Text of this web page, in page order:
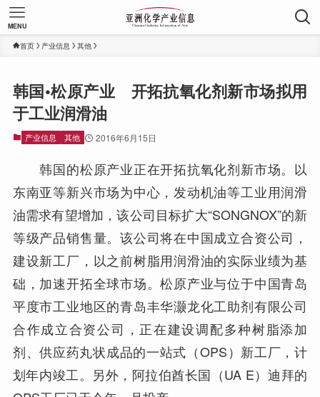
MENU
首页 产业信息 其他
韩国•松原产业 开拓抗氧化剂新市场拟用
于工业润滑油
产业信息 其他 2016年6月15日
韩国的松原产业正在开拓抗氧化剂新市场。以
东南亚等新兴市场为中心，发动机油等工业用润滑
油需求有望增加，该公司目标扩大“SONGNOX”的新
等级产品销售量。该公司将在中国成立合资公司，
建设新工厂，以之前树脂用润滑油的实际业绩为基
础，加速开拓全球市场。松原产业与位于中国青岛
平度市工业地区的青岛丰华灏龙化工助剂有限公司
合作成立合资公司，正在建设调配多种树脂添加
剂、供应药丸状成品的一站式（OPS）新工厂，计
划年内竣工。另外，阿拉伯酋长国（UA E）迪拜的